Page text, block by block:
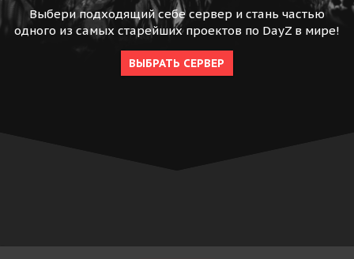
Выбери подходящий себе сервер и стань частью
одного из самых старейших проектов по DayZ в мире!
ВЫБРАТЬ СЕРВЕР